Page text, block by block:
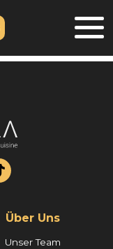
Über Uns
Unser Team